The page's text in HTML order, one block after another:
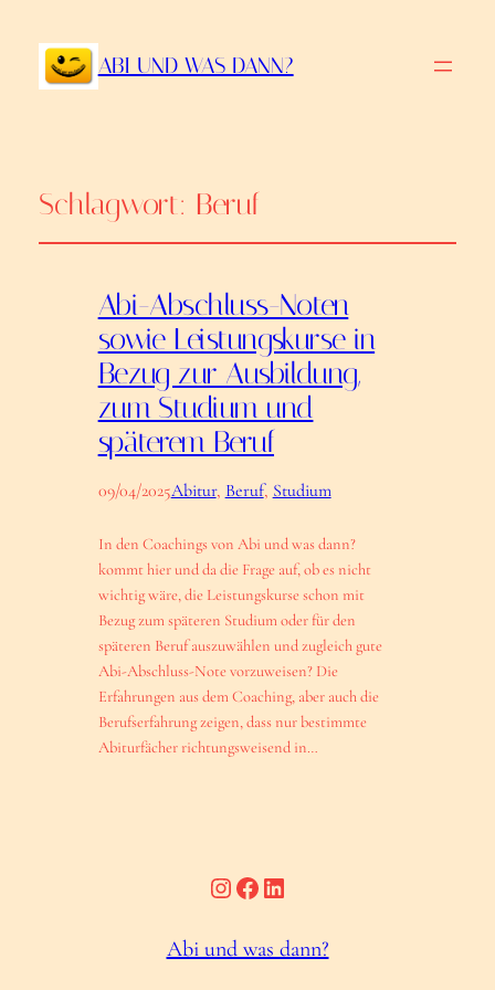
ABI UND WAS DANN?
Schlagwort: Beruf
Abi-Abschluss-Noten
sowie Leistungskurse in
Bezug zur Ausbildung,
zum Studium und
späterem Beruf
09/04/2025Abitur, Beruf, Studium
In den Coachings von Abi und was dann?
kommt hier und da die Frage auf, ob es nicht
wichtig wäre, die Leistungskurse schon mit
Bezug zum späteren Studium oder für den
späteren Beruf auszuwählen und zugleich gute
Abi-Abschluss-Note vorzuweisen? Die
Erfahrungen aus dem Coaching, aber auch die
Berufserfahrung zeigen, dass nur bestimmte
Abiturfächer richtungsweisend in…
Instagram
Facebook
LinkedIn
Abi und was dann?